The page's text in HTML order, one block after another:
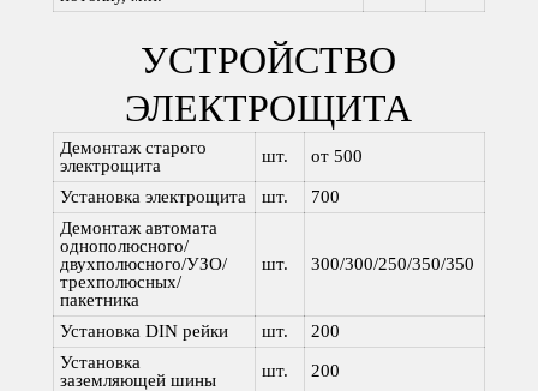
УСТРОЙСТВО
ЭЛЕКТРОЩИТА
Демонтаж старого
электрощита
шт. от 500
Установка электрощита шт.
700
Демонтаж автомата
однополюсного/
двухполюсного/УЗО/
трехполюсных/
пакетника
шт. 300/300/250/350/350
Установка DIN рейки шт.
200
Установка
заземляющей шины
шт. 200